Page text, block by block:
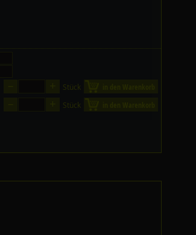
Stück
Stück